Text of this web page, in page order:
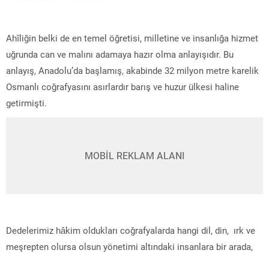
Ahîliğin belki de en temel öğretisi, milletine ve insanlığa hizmet
uğrunda can ve malını adamaya hazır olma anlayışıdır. Bu
anlayış, Anadolu’da başlamış, akabinde 32 milyon metre karelik
Osmanlı coğrafyasını asırlardır barış ve huzur ülkesi haline
getirmişti.
MOBİL REKLAM ALANI
Dedelerimiz hâkim oldukları coğrafyalarda hangi dil, din, ırk ve
meşrepten olursa olsun yönetimi altındaki insanlara bir arada,